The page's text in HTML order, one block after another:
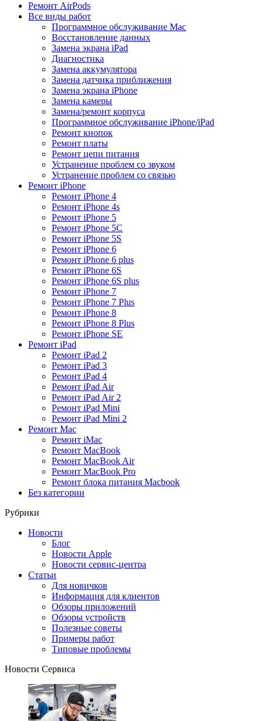
Ремонт AirPods
Все виды работ
Программное обслуживание Mac
Восстановление данных
Замена экрана iPad
Диагностика
Замена аккумулятора
Замена датчика приближения
Замена экрана iPhone
Замена камеры
Замена/ремонт корпуса
Программное обслуживание iPhone/iPad
Ремонт кнопок
Ремонт платы
Ремонт цепи питания
Устранение проблем со звуком
Устранение проблем со связью
Ремонт iPhone
Ремонт iPhone 4
Ремонт iPhone 4s
Ремонт iPhone 5
Ремонт iPhone 5C
Ремонт iPhone 5S
Ремонт iPhone 6
Ремонт iPhone 6 plus
Ремонт iPhone 6S
Ремонт iPhone 6S plus
Ремонт iPhone 7
Ремонт iPhone 7 Plus
Ремонт iPhone 8
Ремонт iPhone 8 Plus
Ремонт iPhone SE
Ремонт iPad
Ремонт iPad 2
Ремонт iPad 3
Ремонт iPad 4
Ремонт iPad Air
Ремонт iPad Air 2
Ремонт iPad Mini
Ремонт iPad Mini 2
Ремонт Mac
Ремонт iMac
Ремонт MacBook
Ремонт MacBook Air
Ремонт MacBook Pro
Ремонт блока питания Macbook
Без категории
Рубрики
Новости
Блог
Новости Apple
Новости сервис-центра
Статьи
Для новичков
Информация для клиентов
Обзоры приложений
Обзоры устройств
Полезные советы
Примеры работ
Типовые проблемы
Новости Сервиса